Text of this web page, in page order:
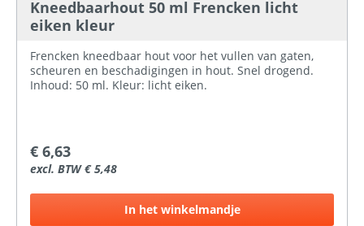
Kneedbaarhout 50 ml Frencken licht
eiken kleur
Frencken kneedbaar hout voor het vullen van gaten,
scheuren en beschadigingen in hout. Snel drogend.
Inhoud: 50 ml. Kleur: licht eiken.
€ 6,63
excl. BTW € 5,48
In het winkelmandje